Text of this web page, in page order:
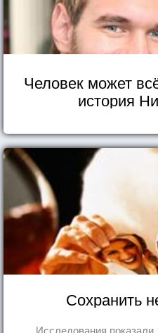
Человек может
история
Сохранить
Исследования